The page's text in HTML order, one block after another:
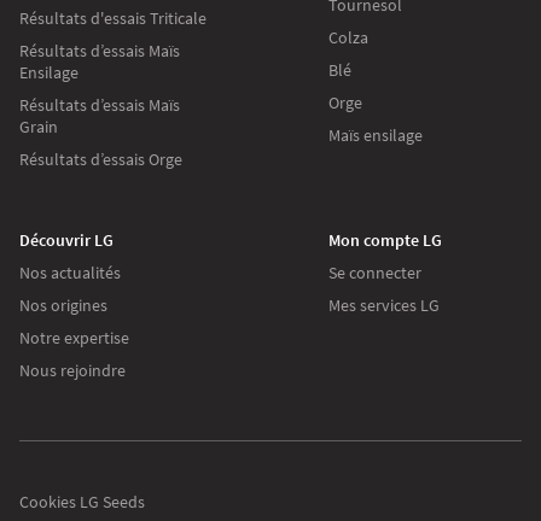
Résultats d'essais Triticale
Résultats d’essais Maïs
Ensilage
Résultats d’essais Maïs
Grain
Résultats d’essais Orge
Tournesol
Colza
Blé
Orge
Maïs ensilage
Découvrir LG
Nos actualités
Nos origines
Notre expertise
Nous rejoindre
Mon compte LG
Se connecter
Mes services LG
Cookies LG Seeds
Continuer sans accepter
Les cookies
Nous utilisons des cookies pour collecter des
notre site. Ces informations nous aident à vous proposer des